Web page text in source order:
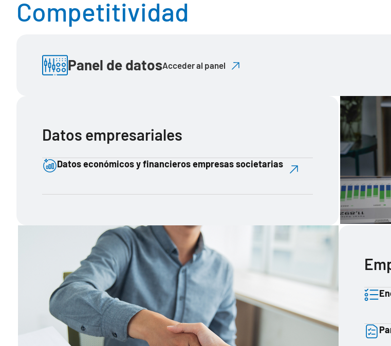
Competitividad
Panel de datosAcceder al panel
Datos empresariales
Datos económicos y financieros empresas societarias